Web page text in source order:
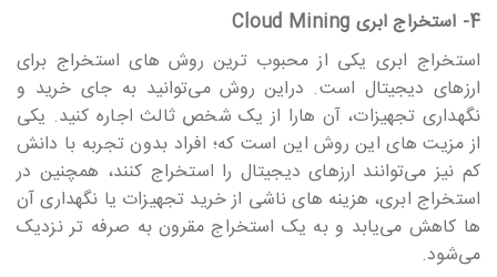
4- استخراج ابری Cloud Mining
استخراج ابری یکی از محبوب ترین روش های استخراج برای
ارزهای دیجیتال است. دراین روش می‎‎‎‎‎‎‎توانید به جای خرید و
نگهداری تجهیزات، آن هارا از یک شخص ثالث اجاره کنید. یکی
از مزیت های این روش این است که؛ افراد بدون تجربه با دانش
کم نیز می‎‎‎‎‎‎‎توانند ارزهای دیجیتال را استخراج کنند، همچنین در
استخراج ابری، هزینه های ناشی از خرید تجهیزات یا نگهداری آن
ها کاهش می‎‎‎‎‎‎‎یابد و به یک استخراج مقرون به صرفه تر نزدیک
می‎‎‎‎‎‎‎شود.